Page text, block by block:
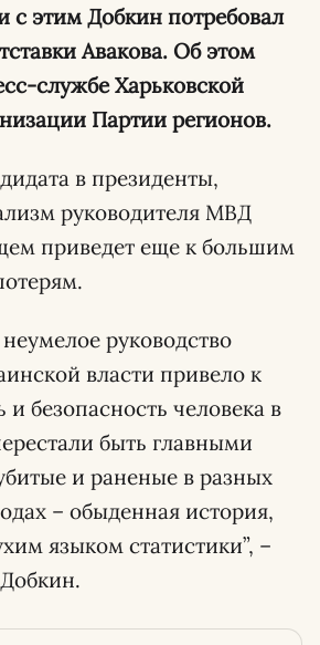
с этим Добкин потребовал
Авакова. Об этом
службе Харьковской
Партии регионов.
в президенты,
руководителя МВД
приведет еще к большим
руководство
власти привело к
безопасность человека в
быть главными
и раненые в разных
– обыденная история,
языком статистики”, –